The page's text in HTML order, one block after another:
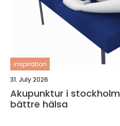
inspiration
31. July 2026
Akupunktur i stockholm en naturlig väg till
bättre hälsa